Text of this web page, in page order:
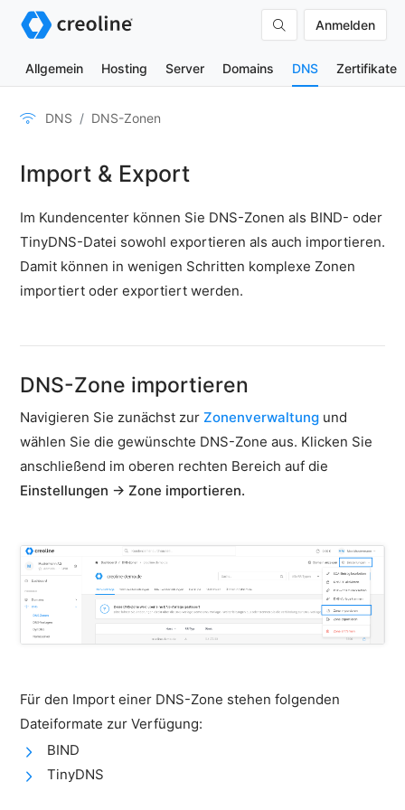
Anmelden
Allgemein Hosting Server Domains DNS Zertifikate
DNS-
Zonenverwaltung
Einträge
Web-
Weiterleitungen
Mail-
DNSSEC
Import
&
Export
DNS-
DynDNS
TOOLS
DNS-
Lookup
Test
&
IPv6)
HTTP-
DNS DNS-Zonen
Import & Export
Im Kundencenter können Sie DNS-Zonen als BIND- oder
TinyDNS-Datei sowohl exportieren als auch importieren.
Damit können in wenigen Schritten komplexe Zonen
importiert oder exportiert werden.
DNS-Zone importieren
Navigieren Sie zunächst zur Zonenverwaltung und
wählen Sie die gewünschte DNS-Zone aus. Klicken Sie
anschließend im oberen rechten Bereich auf die
Einstellungen → Zone importieren.
Für den Import einer DNS-Zone stehen folgenden
Dateiformate zur Verfügung:
BIND
TinyDNS